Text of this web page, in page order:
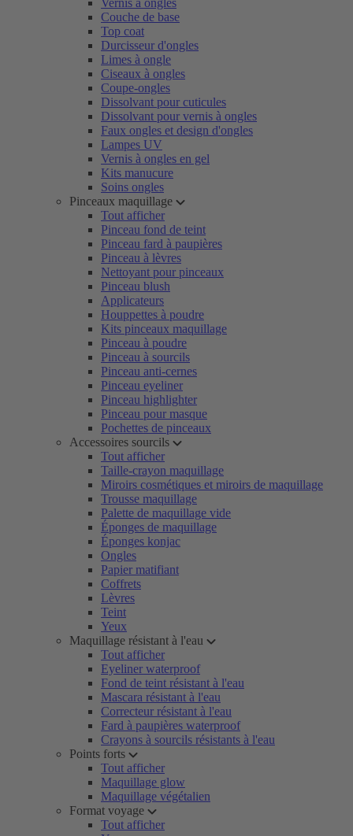
Vernis à ongles
Couche de base
Top coat
Durcisseur d'ongles
Limes à ongle
Ciseaux à ongles
Coupe-ongles
Dissolvant pour cuticules
Dissolvant pour vernis à ongles
Faux ongles et design d'ongles
Lampes UV
Vernis à ongles en gel
Kits manucure
Soins ongles
Pinceaux maquillage
Tout afficher
Pinceau fond de teint
Pinceau fard à paupières
Pinceau à lèvres
Nettoyant pour pinceaux
Pinceau blush
Applicateurs
Houppettes à poudre
Kits pinceaux maquillage
Pinceau à poudre
Pinceau à sourcils
Pinceau anti-cernes
Pinceau eyeliner
Pinceau highlighter
Pinceau pour masque
Pochettes de pinceaux
Accessoires sourcils
Tout afficher
Taille-crayon maquillage
Miroirs cosmétiques et miroirs de maquillage
Trousse maquillage
Palette de maquillage vide
Éponges de maquillage
Éponges konjac
Ongles
Papier matifiant
Coffrets
Lèvres
Teint
Yeux
Maquillage résistant à l'eau
Tout afficher
Eyeliner waterproof
Fond de teint résistant à l'eau
Mascara résistant à l'eau
Correcteur résistant à l'eau
Fard à paupières waterproof
Crayons à sourcils résistants à l'eau
Points forts
Tout afficher
Maquillage glow
Maquillage végétalien
Format voyage
Tout afficher